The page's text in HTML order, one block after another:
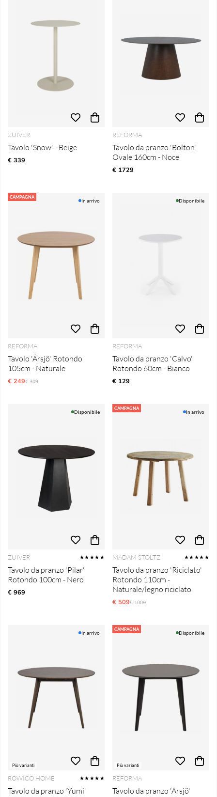
ZUIVER
Tavolo 'Snow' - Beige
€ 339
REFORMA
Tavolo da pranzo 'Bolton'
Ovale 160cm - Noce
€ 1729
CAMPAGNA
In arrivo
REFORMA
Tavolo 'Ärsjö' Rotondo
105cm - Naturale
€ 249Prezzo ordinario:
€ 309
Disponibile
REFORMA
Tavolo da pranzo 'Calvo'
Rotondo 60cm - Bianco
€ 129
Disponibile
ZUIVER ★★★★★
Tavolo da pranzo 'Pilar'
Rotondo 100cm - Nero
€ 969
CAMPAGNA
In arrivo
MADAM STOLTZ ★★★★★
Tavolo da pranzo 'Riciclato'
Rotondo 110cm -
Naturale/legno riciclato
€ 509Prezzo ordinario:
€ 1009
Più varianti
In arrivo
ROWICO HOME ★★★★★
Tavolo da pranzo 'Yumi'
CAMPAGNA
Più varianti
Disponibile
REFORMA
Tavolo da pranzo 'Ärsjö'